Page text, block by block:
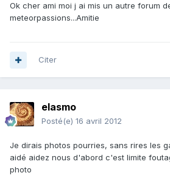
Ok cher ami moi j ai mis un autre forum
meteorpassions...Amitie
Citer
elasmo
Posté(e) 16 avril 2012
Je dirais photos pourries, sans rires les
aidé aidez nous d'abord c'est limite
photo